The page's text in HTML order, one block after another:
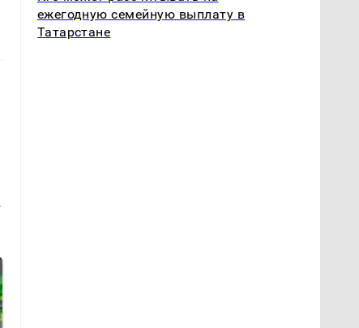
ежегодную семейную выплату в
Татарстане